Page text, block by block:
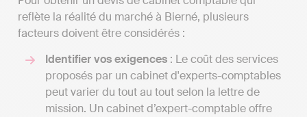
reflète la réalité du marché à Bierné, plusieurs
facteurs doivent être considérés :
Identifier vos exigences : Le coût des services
proposés par un cabinet d'experts-comptables
peut varier du tout au tout selon la lettre de
mission. Un cabinet d’expert-comptable offre